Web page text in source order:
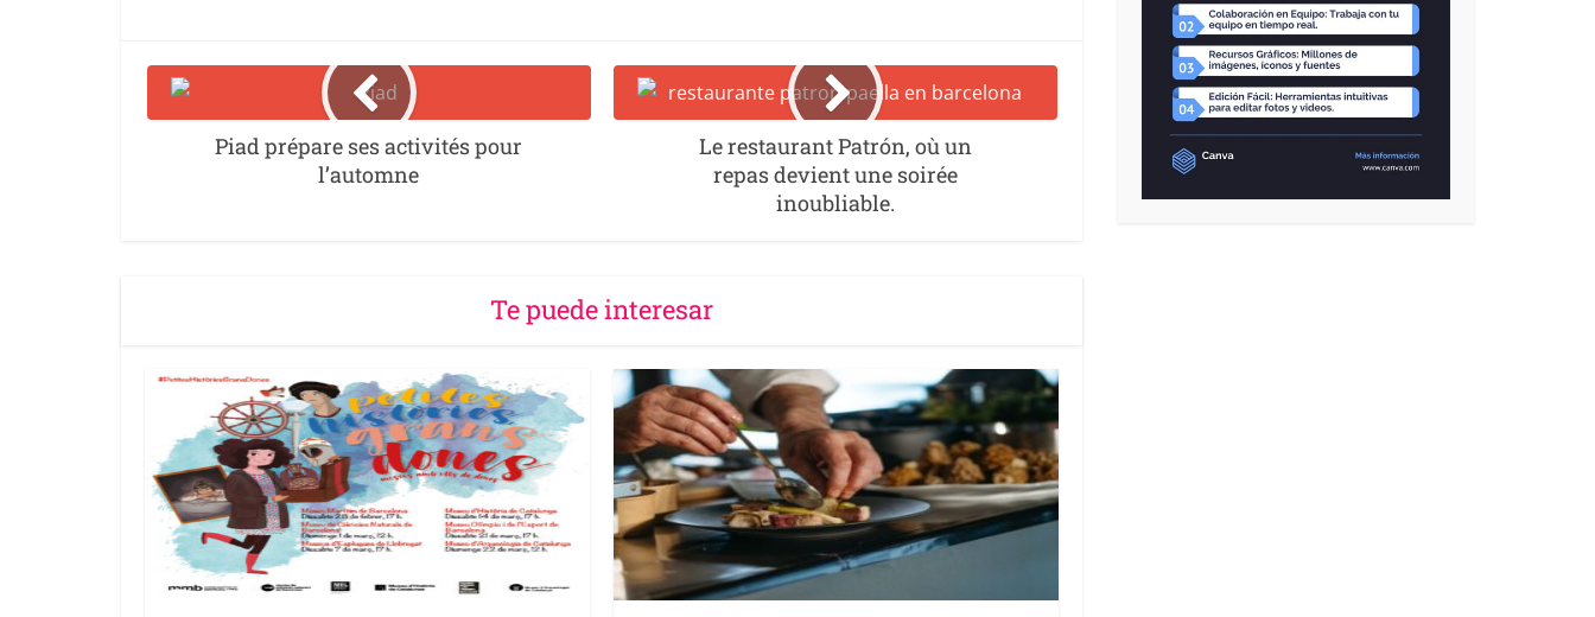
Piad prépare ses activités pour
l’automne
Le restaurant Patrón, où un
repas devient une soirée
inoubliable.
Te puede interesar